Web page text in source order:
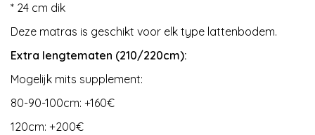
* 24 cm dik
Deze matras is geschikt voor elk type lattenbodem.
Extra lengtematen (210/220cm):
Mogelijk mits supplement:
80-90-100cm: +160€
120cm: +200€